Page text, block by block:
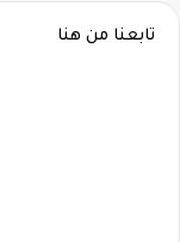
تابعنا من هنا